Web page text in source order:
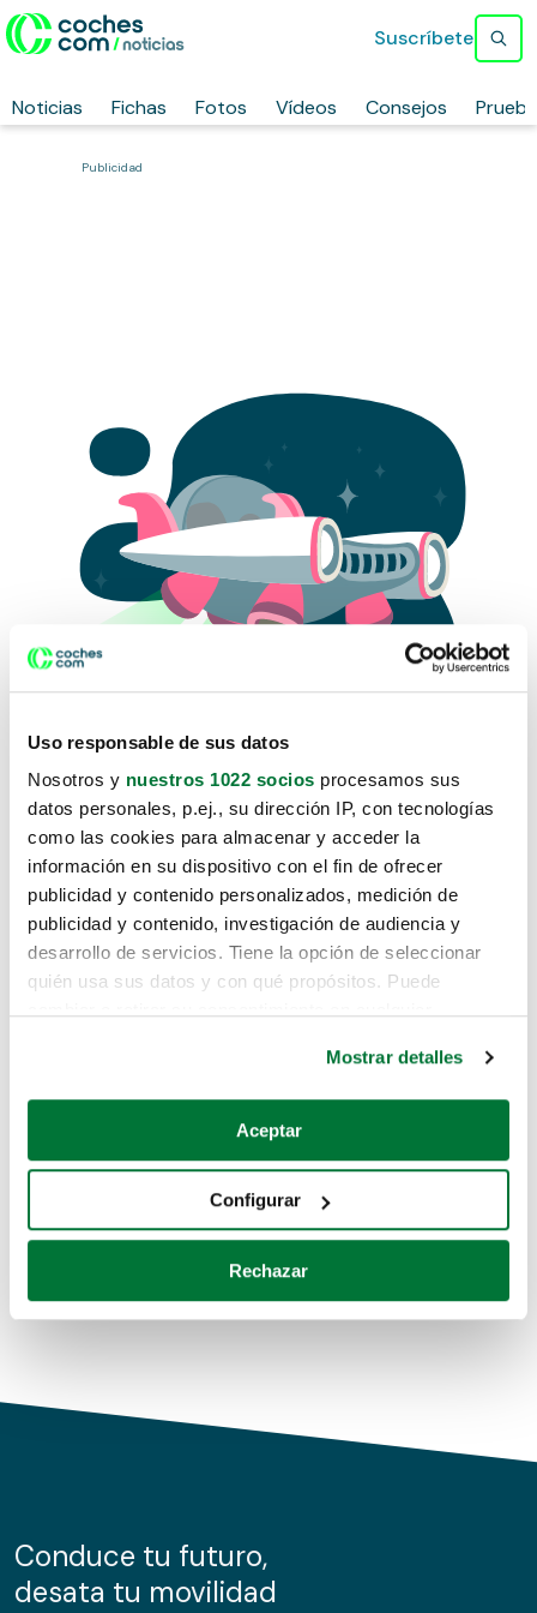
Uso responsable de sus datos
Nosotros y nuestros 1022 socios procesamos sus
datos personales, p.ej., su dirección IP, con tecnologías
como las cookies para almacenar y acceder la
información en su dispositivo con el fin de ofrecer
publicidad y contenido personalizados, medición de
publicidad y contenido, investigación de audiencia y
desarrollo de servicios. Tiene la opción de seleccionar
quién usa sus datos y con qué propósitos. Puede
Si lo permite, también quisiéramos:
Recopilar información sobre su ubicación geográfica
Identificar su dispositivo analizándolo activamente
para buscar características específicas (huellas
Obtenga más información sobre cómo se procesan sus
de cookies.
información sobre el uso que haga del sitio web con
nuestros partners de redes sociales, publicidad y análisis
Mostrar detalles
Aceptar
Configurar
Rechazar
Noticias Fichas Fotos Vídeos Consejos
Suscríbete
Publicidad
Lo sentimos, no sabemos como
te hemos traido hasta aquí.
Pero puedes encontrar el coche que estás
buscando en alguno de estos enlaces:
Coches de segunda mano
Coches de km0
Conduce tu futuro,
desata tu movilidad